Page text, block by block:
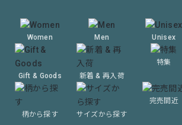
Women Men Unisex
Gift & Goods 新着 & 再入荷
特集
柄から探す サイズから探す
完売間近